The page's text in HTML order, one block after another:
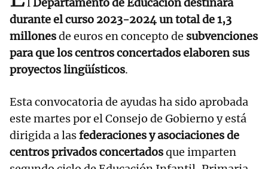
lDepartamento de Educación destinará
durante el curso 2023-2024 un total de 1,3
millonesde euros en concepto de subvenciones
para que los centros concertados elaboren sus
proyectos lingüísticos.
Esta convocatoria de ayudas ha sido aprobada
este martes por el Consejo de Gobierno y está
dirigida a lasfederaciones y asociaciones de
centros privados concertadosque imparten